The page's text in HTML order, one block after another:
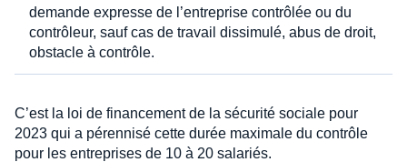
demande expresse de l’entreprise contrôlée ou du
contrôleur, sauf cas de travail dissimulé, abus de droit,
obstacle à contrôle.
C’est la loi de financement de la sécurité sociale pour
2023 qui a pérennisé cette durée maximale du contrôle
pour les entreprises de 10 à 20 salariés.